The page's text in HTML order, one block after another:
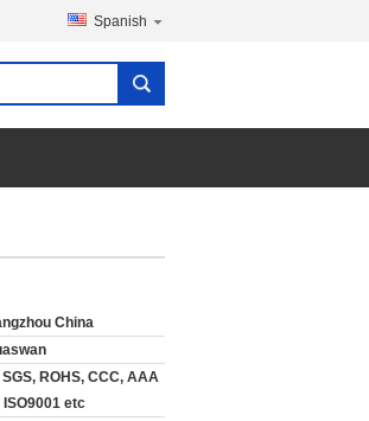
Spanish
China
SGS, ROHS, CCC, AAA
ISO9001 etc